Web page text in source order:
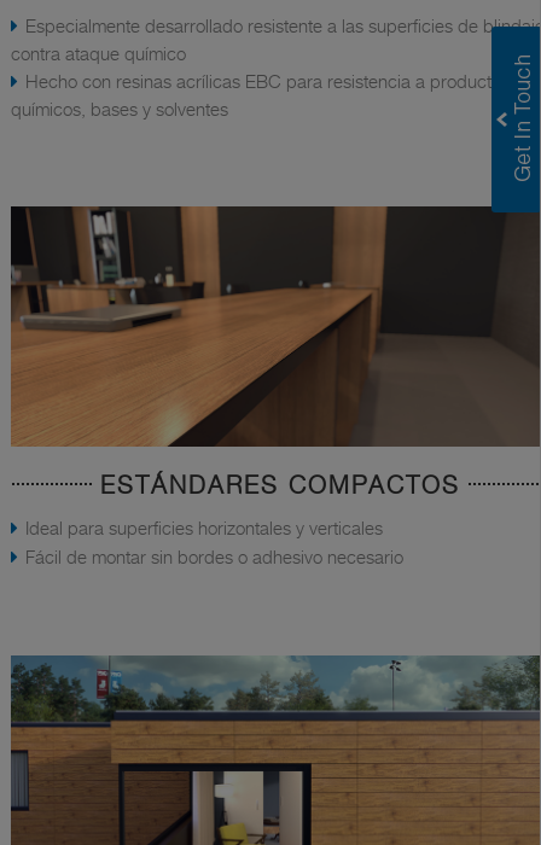
Especialmente desarrollado resistente a las superficies de
contra ataque químico
Hecho con resinas acrílicas EBC para resistencia a productos
químicos, bases y solventes
ESTÁNDARES COMPACTOS
Ideal para superficies horizontales y verticales
Fácil de montar sin bordes o adhesivo necesario